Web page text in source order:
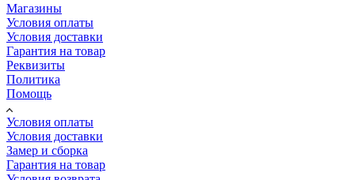
Магазины
Условия оплаты
Условия доставки
Гарантия на товар
Реквизиты
Политика
Помощь
Условия оплаты
Условия доставки
Замер и сборка
Гарантия на товар